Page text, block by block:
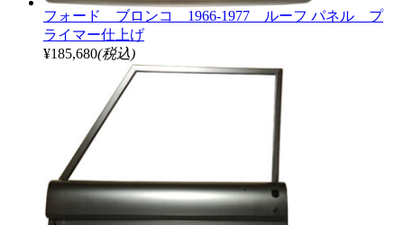
フォード ブロンコ 1966-1977 ルーフ パネル プ
ライマー仕上げ
¥185,680(税込)